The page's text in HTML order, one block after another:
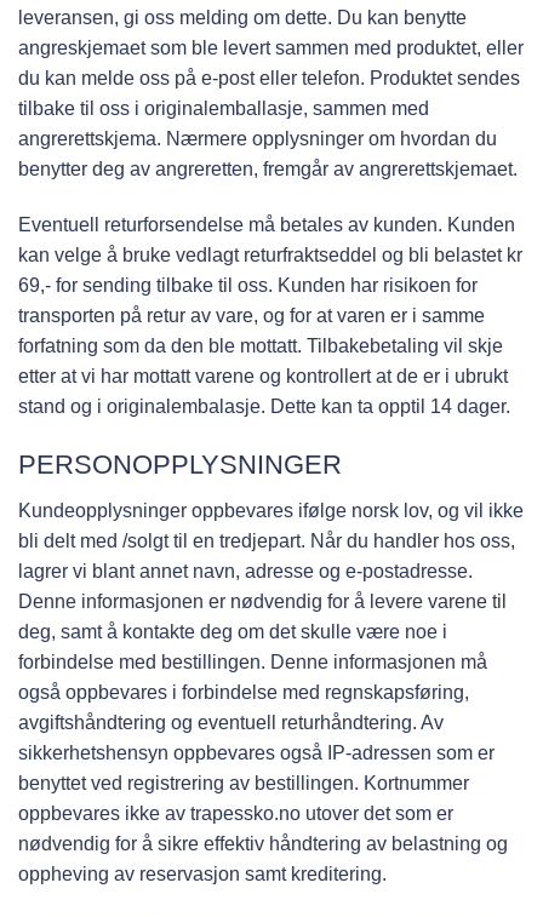
leveransen, gi oss melding om dette. Du kan benytte
angreskjemaet som ble levert sammen med produktet, eller
du kan melde oss på e-post eller telefon. Produktet sendes
tilbake til oss i originalemballasje, sammen med
angrerettskjema. Nærmere opplysninger om hvordan du
benytter deg av angreretten, fremgår av angrerettskjemaet.
Eventuell returforsendelse må betales av kunden. Kunden
kan velge å bruke vedlagt returfraktseddel og bli belastet kr
69,- for sending tilbake til oss. Kunden har risikoen for
transporten på retur av vare, og for at varen er i samme
forfatning som da den ble mottatt. Tilbakebetaling vil skje
etter at vi har mottatt varene og kontrollert at de er i ubrukt
stand og i originalembalasje. Dette kan ta opptil 14 dager.
PERSONOPPLYSNINGER
Kundeopplysninger oppbevares ifølge norsk lov, og vil ikke
bli delt med /solgt til en tredjepart. Når du handler hos oss,
lagrer vi blant annet navn, adresse og e-postadresse.
Denne informasjonen er nødvendig for å levere varene til
deg, samt å kontakte deg om det skulle være noe i
forbindelse med bestillingen. Denne informasjonen må
også oppbevares i forbindelse med regnskapsføring,
avgiftshåndtering og eventuell returhåndtering. Av
sikkerhetshensyn oppbevares også IP-adressen som er
benyttet ved registrering av bestillingen. Kortnummer
oppbevares ikke av trapessko.no utover det som er
nødvendig for å sikre effektiv håndtering av belastning og
oppheving av reservasjon samt kreditering.